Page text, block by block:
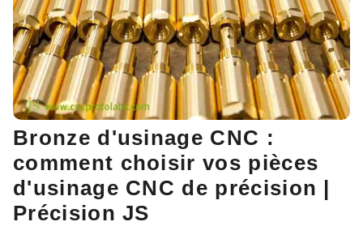
Bronze d'usinage CNC :
comment choisir vos pièces
d'usinage CNC de précision |
Précision JS